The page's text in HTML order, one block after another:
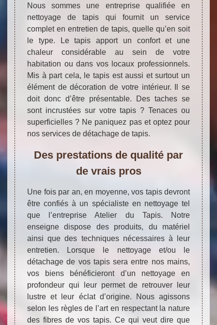
Nous sommes une entreprise qualifiée en
nettoyage de tapis qui fournit un service
complet en entretien de tapis, quelle qu’en soit
le type. Le tapis apport un confort et une
chaleur considérable au sein de votre
habitation ou dans vos locaux professionnels.
Mis à part cela, le tapis est aussi et surtout un
élément de décoration de votre intérieur. Il se
doit donc d’être présentable. Des taches se
sont incrustées sur votre tapis ? Tenaces ou
superficielles ? Ne paniquez pas et optez pour
nos services de détachage de tapis.
Des prestations de qualité par
de vrais pros
Une fois par an, en moyenne, vos tapis devront
être confiés à un spécialiste en nettoyage tel
que l’entreprise Atelier du Tapis. Notre
enseigne dispose des produits, du matériel
ainsi que des techniques nécessaires à leur
entretien. Lorsque le nettoyage et/ou le
détachage de vos tapis sera entre nos mains,
vos biens bénéficieront d’un nettoyage en
profondeur qui leur permet de retrouver leur
lustre et leur éclat d’origine. Nous agissons
selon les règles de l’art en respectant la nature
des fibres de vos tapis. Ce qui veut dire que